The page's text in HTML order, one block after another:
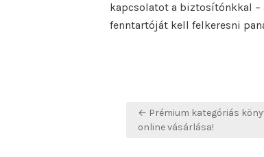
kapcsolatot a biztosítónkkal –
fenntartóját kell felkeresni
Bejegyzés
navigáció
← Prémium kategóriás
online vásárlása!